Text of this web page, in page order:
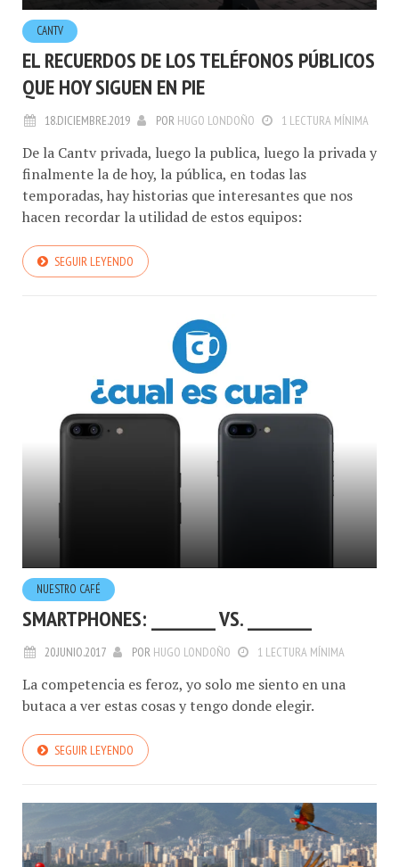
CANTV
EL RECUERDOS DE LOS TELÉFONOS PÚBLICOS
QUE HOY SIGUEN EN PIE
18.DICIEMBRE.2019 POR HUGO LONDOÑO
De la Cantv privada, luego la publica, luego la privada y
finalmente la de hoy, la pública, en todas las
temporadas, hay historias que interesantes que nos
hacen recordar la utilidad de estos equipos:
NUESTRO CAFÉ
SMARTPHONES: ________ VS. ________
20.JUNIO.2017 PORHUGO LONDOÑO 1 LECTURA MÍNIMA
La competencia es feroz, yo solo me siento en una
butaca a ver estas cosas y tengo donde elegir.